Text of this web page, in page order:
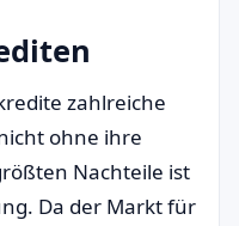
zahlreiche
ohne ihre
Nachteile ist
Da der Markt für